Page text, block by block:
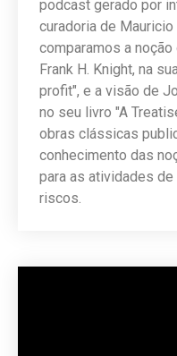
podcast gerado por
curadoria de
comparamos a
Frank H. Knight, na
profit", e a visão de
no seu livro "A
obras clássicas
conhecimento das
para as atividades
riscos.